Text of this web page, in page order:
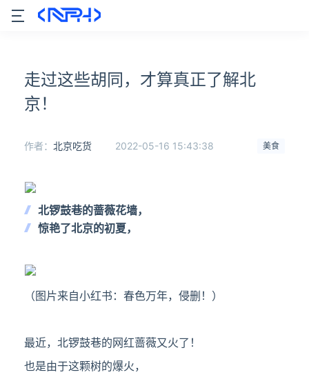
走过这些胡同，才算真正了解北
京！
美食
作者： 北京吃货 2022-05-16 15:43:38
北锣鼓巷的蔷薇花墙，
惊艳了北京的初夏，
（图片来自小红书：春色万年，侵删！）
最近，北锣鼓巷的网红蔷薇又火了！
也是由于这颗树的爆火，